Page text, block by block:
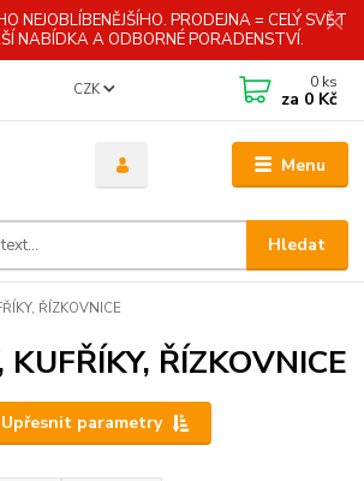
NEJOBLÍBENĚJŠÍHO. PRODEJNA = CELÝ SVĚT
NABÍDKA A ODBORNÉ PORADENSTVÍ.
Menu
CZK
Hledat
0 ks
za 0 Kč
ŘÍZKOVNICE
KUFŘÍKY, ŘÍZKOVNICE
Upřesnit parametry